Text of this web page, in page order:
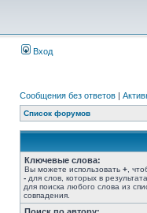
Вход
Сообщения без ответов |
Список форумов
Ключевые слова:
Вы можете использовать + ,
- для слов, которых в
для поиска любого слова из
совпадения.